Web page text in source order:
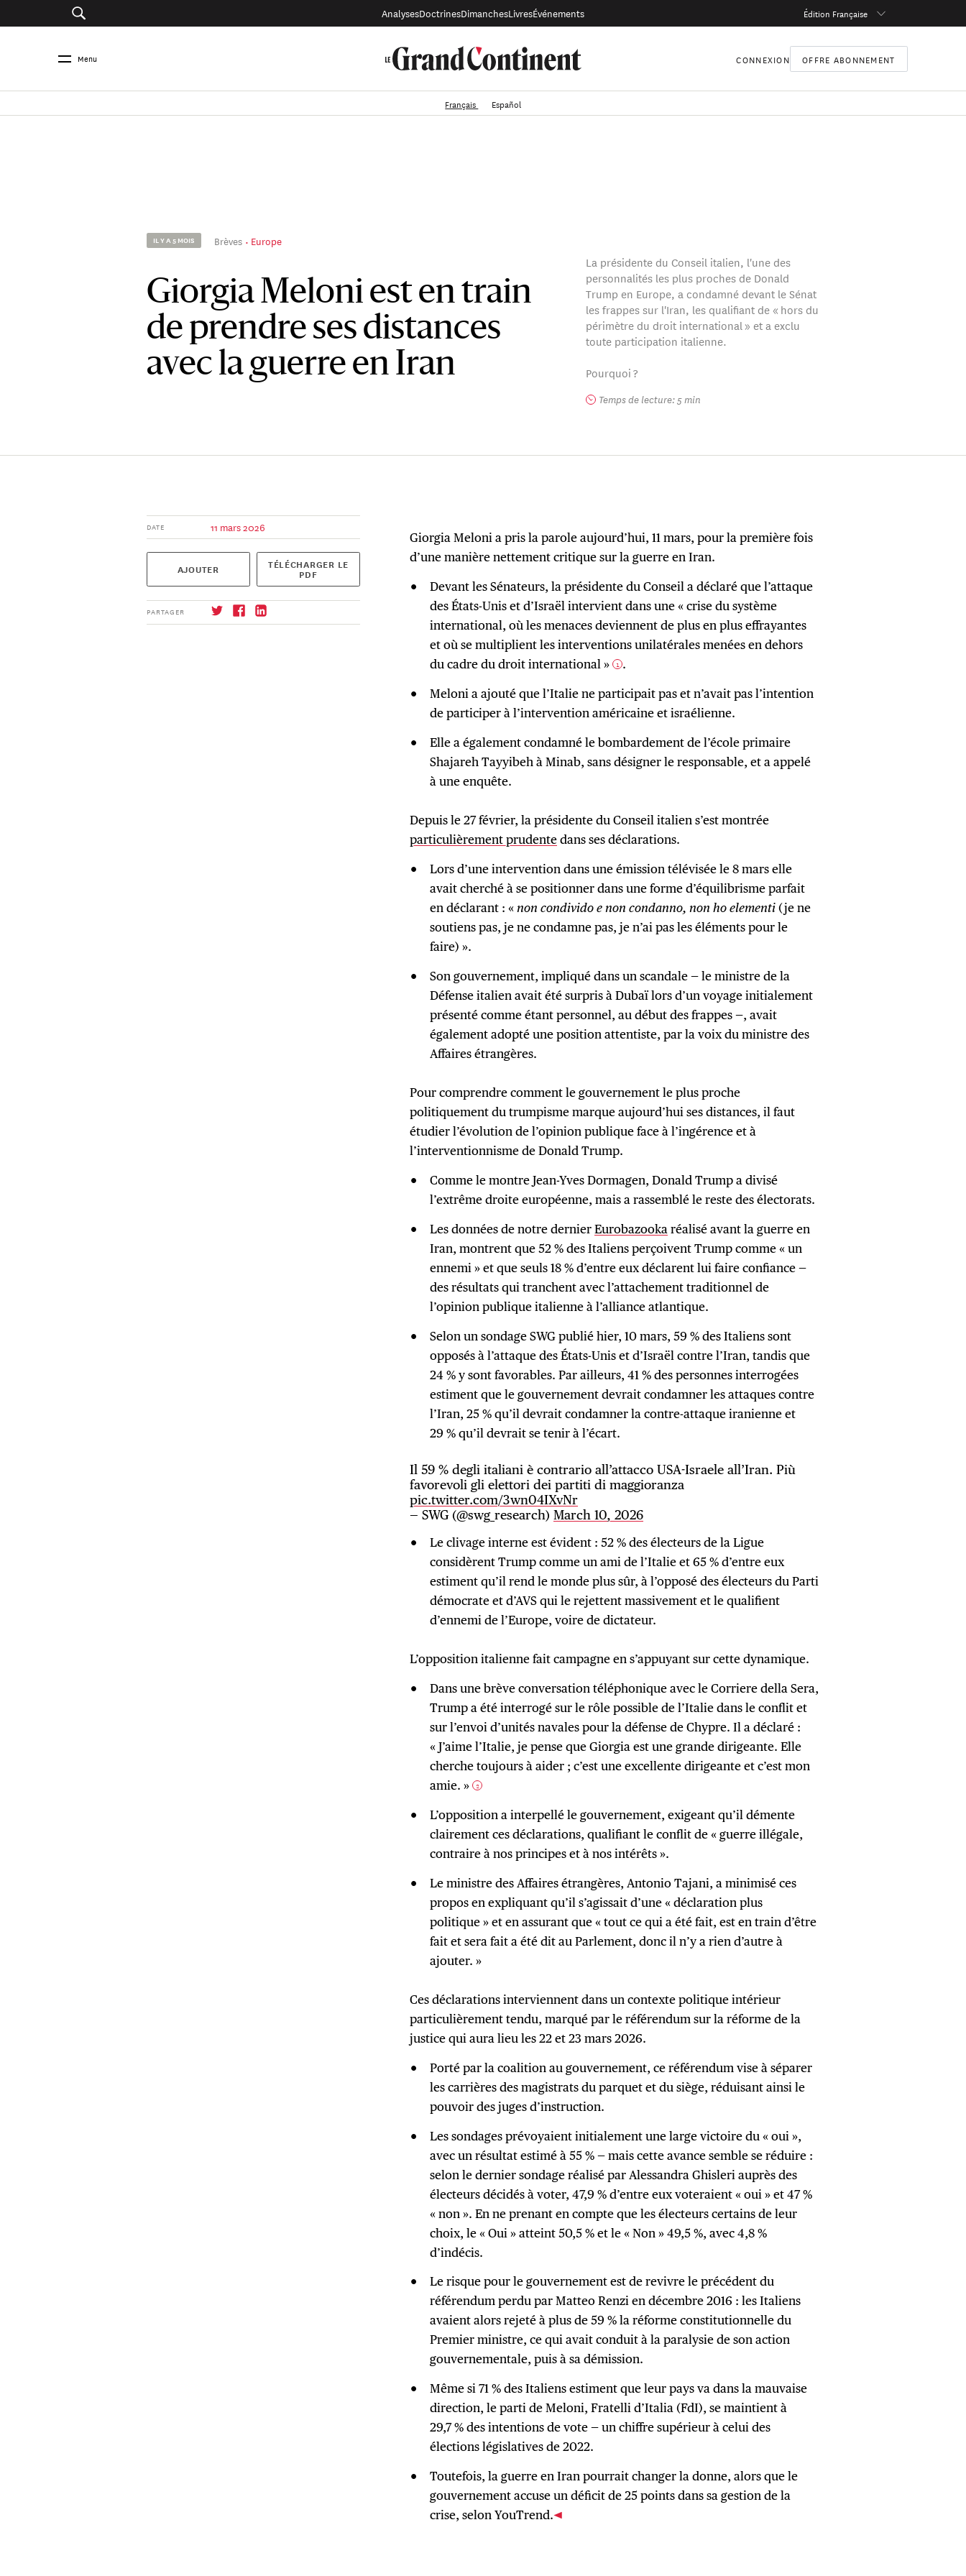
AnalysesDoctrinesDimanchesLivresÉvénements Édition Française
Menu CONNEXION OFFRE ABONNEMENT
Français Español
IL Y A 5 MOIS Brèves Europe
Giorgia Meloni est en train
de prendre ses distances
avec la guerre en Iran
La présidente du Conseil italien, l'une des
personnalités les plus proches de Donald
Trump en Europe, a condamné devant le Sénat
les frappes sur l'Iran, les qualifiant de « hors du
périmètre du droit international » et a exclu
toute participation italienne.
Pourquoi ?
Temps de lecture: 5 min
DATE 11 mars 2026
AJOUTER TÉLÉCHARGER LE
PDF
PARTAGER
Giorgia Meloni a pris la parole aujourd’hui, 11 mars, pour la première fois
d’une manière nettement critique sur la guerre en Iran.
Devant les Sénateurs, la présidente du Conseil a déclaré que l’attaque
des États-Unis et d’Israël intervient dans une « crise du système
international, où les menaces deviennent de plus en plus effrayantes
et où se multiplient les interventions unilatérales menées en dehors
du cadre du droit international » 1 .
Meloni a ajouté que l’Italie ne participait pas et n’avait pas l’intention
de participer à l’intervention américaine et israélienne.
Elle a également condamné le bombardement de l’école primaire
Shajareh Tayyibeh à Minab, sans désigner le responsable, et a appelé
à une enquête.
Depuis le 27 février, la présidente du Conseil italien s’est montrée
particulièrement prudentedans ses déclarations.
Lors d’une intervention dans une émission télévisée le 8 mars elle
avait cherché à se positionner dans une forme d’équilibrisme parfait
en déclarant : « non condivido e non condanno, non ho elementi(je ne
soutiens pas, je ne condamne pas, je n’ai pas les éléments pour le
faire) ».
Son gouvernement, impliqué dans un scandale — le ministre de la
Défense italien avait été surpris à Dubaï lors d’un voyage initialement
présenté comme étant personnel, au début des frappes —, avait
également adopté une position attentiste, par la voix du ministre des
Affaires étrangères.
Pour comprendre comment le gouvernement le plus proche
politiquement du trumpisme marque aujourd’hui ses distances, il faut
étudier l’évolution de l’opinion publique face à l’ingérence et à
l’interventionnisme de Donald Trump.
Comme le montre Jean-Yves Dormagen, Donald Trump a divisé
l’extrême droite européenne, mais a rassemblé le reste des électorats.
Les données de notre dernierEurobazooka réalisé avant la guerre en
Iran, montrent que 52 % des Italiens perçoivent Trump comme « un
ennemi » et que seuls 18 % d’entre eux déclarent lui faire confiance —
des résultats qui tranchent avec l’attachement traditionnel de
l’opinion publique italienne à l’alliance atlantique.
Selon un sondage SWG publié hier, 10 mars, 59 % des Italiens sont
opposés à l’attaque des États-Unis et d’Israël contre l’Iran, tandis que
24 % y sont favorables. Par ailleurs, 41 % des personnes interrogées
estiment que le gouvernement devrait condamner les attaques contre
l’Iran, 25 % qu’il devrait condamner la contre-attaque iranienne et
29 % qu’il devrait se tenir à l’écart.
Il 59 % degli italiani è contrario all’attacco USA-Israele all’Iran. Più
favorevoli gli elettori dei partiti di maggioranza
pic.twitter.com/3wn04IXvNr
— SWG (@swg_research)March 10, 2026
Le clivage interne est évident : 52 % des électeurs de la Ligue
considèrent Trump comme un ami de l’Italie et 65 % d’entre eux
estiment qu’il rend le monde plus sûr, à l’opposé des électeurs du Parti
démocrate et d’AVS qui le rejettent massivement et le qualifient
d’ennemi de l’Europe, voire de dictateur.
L’opposition italienne fait campagne en s’appuyant sur cette dynamique.
Dans une brève conversation téléphonique avec le Corriere della Sera,
Trump a été interrogé sur le rôle possible de l’Italie dans le conflit et
sur l’envoi d’unités navales pour la défense de Chypre. Il a déclaré :
« J’aime l’Italie, je pense que Giorgia est une grande dirigeante. Elle
cherche toujours à aider ; c’est une excellente dirigeante et c’est mon
amie. » 2
L’opposition a interpellé le gouvernement, exigeant qu’il démente
clairement ces déclarations, qualifiant le conflit de « guerre illégale,
contraire à nos principes et à nos intérêts ».
Le ministre des Affaires étrangères, Antonio Tajani, a minimisé ces
propos en expliquant qu’il s’agissait d’une « déclaration plus
politique » et en assurant que « tout ce qui a été fait, est en train d’être
fait et sera fait a été dit au Parlement, donc il n’y a rien d’autre à
ajouter. »
Ces déclarations interviennent dans un contexte politique intérieur
particulièrement tendu, marqué par le référendum sur la réforme de la
justice qui aura lieu les 22 et 23 mars 2026.
Porté par la coalition au gouvernement, ce référendum vise à séparer
les carrières des magistrats du parquet et du siège, réduisant ainsi le
pouvoir des juges d’instruction.
Les sondages prévoyaient initialement une large victoire du « oui »,
avec un résultat estimé à 55 % — mais cette avance semble se réduire :
selon le dernier sondage réalisé par Alessandra Ghisleri auprès des
électeurs décidés à voter, 47,9 % d’entre eux voteraient « oui » et 47 %
« non ». En ne prenant en compte que les électeurs certains de leur
choix, le « Oui » atteint 50,5 % et le « Non » 49,5 %, avec 4,8 %
d’indécis.
Le risque pour le gouvernement est de revivre le précédent du
référendum perdu par Matteo Renzi en décembre 2016 : les Italiens
avaient alors rejeté à plus de 59 % la réforme constitutionnelle du
Premier ministre, ce qui avait conduit à la paralysie de son action
gouvernementale, puis à sa démission.
Même si 71 % des Italiens estiment que leur pays va dans la mauvaise
direction, le parti de Meloni, Fratelli d’Italia (FdI), se maintient à
29,7 % des intentions de vote — un chiffre supérieur à celui des
élections législatives de 2022.
Toutefois, la guerre en Iran pourrait changer la donne, alors que le
gouvernement accuse un déficit de 25 points dans sa gestion de la
crise, selon YouTrend.